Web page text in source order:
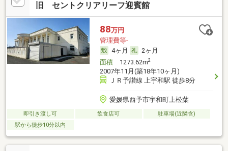
旧 セントクリアリーフ迎賓館
88万円
管理費等-
4ヶ月
2ヶ月
面積1273.62m2
2007年11月(築18年10ヶ月)
ＪＲ予讃線 上宇和駅 徒歩8分
愛媛県西予市宇和町上松葉
即引き渡し可 飲食店可
駐車場(近隣含)
駅から徒歩10分以内